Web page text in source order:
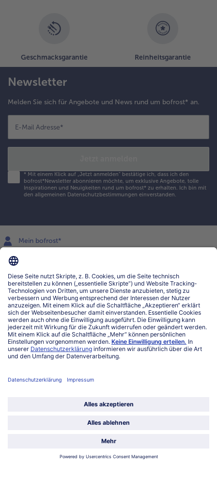
Geschmacksgarantie Reinheitsgarantie
Newsletter
Melden Sie sich für Angebote und News rund um bofrost* an.
E-Mail Adresse*
* Mit einem Klick auf „Jetzt anmelden" bestätige ich, dass ich den
bofrost*Newsletter abonnieren möchte, um exklusive Angebote, tolle
Inspirationen und Neuigkeiten rund um bofrost* zu erhalten. Ich bin mit
den allgemeinen Datenschutzbestimmungen einverstanden.
Mein bofrost*
www.bofrost.lu
027863232
Mo-Fr. von 7 bis 20 Uhr
Service
Über bofrost*